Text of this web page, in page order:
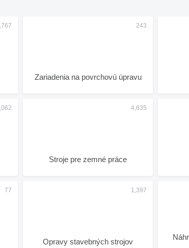
Zariadenia na povrchovú úpravu
Stroje pre zemné práce
Opravy stavebných strojov